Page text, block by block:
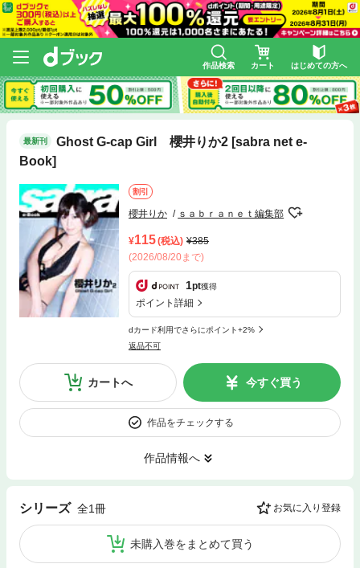
作品検索 カート はじめての方へ
最新刊
Ghost G-cap Girl 櫻井りか2 [sabra net e-
Book]
割引
櫻井りか ｓａｂｒａｎｅｔ編集部
115(税込)
385
(2026/08/20まで)
1pt獲得
ポイント詳細
dカード利用でさらにポイント+2%
返品不可
カートへ 今すぐ買う
作品をチェックする
作品情報へ
シリーズ 全1冊 お気に入り登録
未購入巻をまとめて買う